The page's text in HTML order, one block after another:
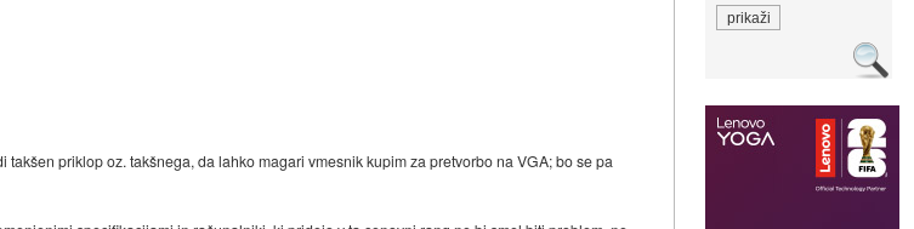
priklop oz. takšnega, da lahko magari vmesnik kupim za pretvorbo na VGA; bo se pa